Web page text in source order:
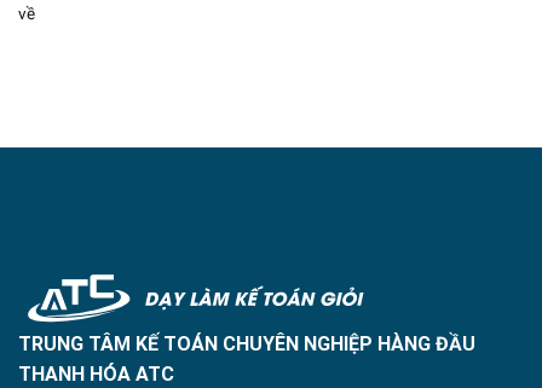
về
TRUNG TÂM KẾ TOÁN CHUYÊN NGHIỆP HÀNG ĐẦU
THANH HÓA ATC